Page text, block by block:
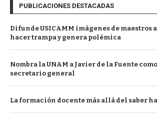
PUBLICACIONES DESTACADAS
Difunde USICAMM imágenes de maestros
hacer trampa y genera polémica
Nombra la UNAM a Javier de la Fuente
secretario general
La formación docente más allá del saber